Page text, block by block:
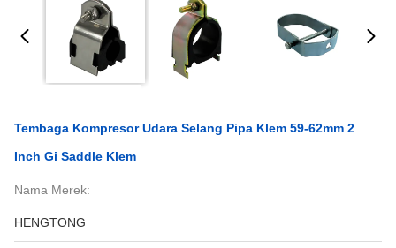
Tembaga Kompresor Udara Selang Pipa Klem 59-62mm 2
Inch Gi Saddle Klem
Nama Merek:
HENGTONG